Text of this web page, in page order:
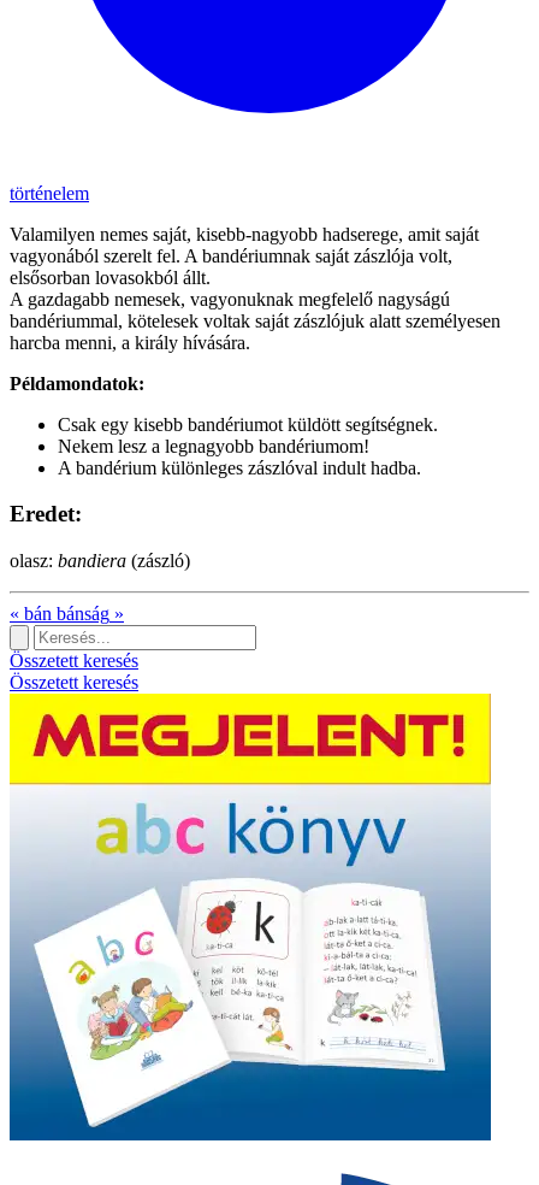
történelem
Valamilyen nemes saját, kisebb-nagyobb hadserege, amit saját
vagyonából szerelt fel. A bandériumnak saját zászlója volt,
elsősorban lovasokból állt.
A gazdagabb nemesek, vagyonuknak megfelelő nagyságú
bandériummal, kötelesek voltak saját zászlójuk alatt személyesen
harcba menni, a király hívására.
Példamondatok:
Csak egy kisebb bandériumot küldött segítségnek.
Nekem lesz a legnagyobb bandériumom!
A bandérium különleges zászlóval indult hadba.
Eredet:
olasz: bandiera (zászló)
« bán bánság »
Összetett keresés
Összetett keresés